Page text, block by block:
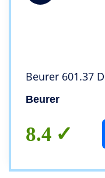
Beurer 601.37
Beurer
8.4